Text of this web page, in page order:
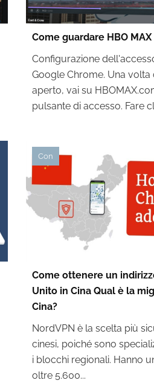
Come guardare HBO
Configurazione
Google Chrome. Una volta
aperto, vai su
pulsante di accesso. Fare
Con
Come ottenere un
Unito in Cina Qual è la
Cina?
NordVPN è la scelta più
cinesi, poiché sono
i blocchi regionali. Hanno
oltre 5.600...